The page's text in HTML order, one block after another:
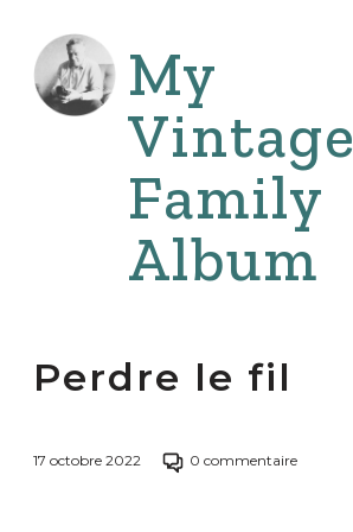
contenu
My
Vintage
Family
Album
Perdre le fil
17 octobre 2022 0 commentairePasser